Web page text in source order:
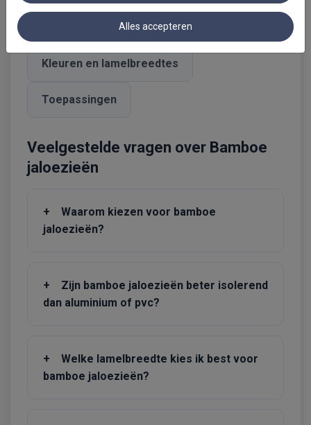
Alles accepteren
Waarom kiezen?
Kleuren en lamelbreedtes
Toepassingen
Veelgestelde vragen over Bamboe
jaloezieën
+
Waarom kiezen voor bamboe
jaloezieën?
+
Zijn bamboe jaloezieën beter isolerend
dan aluminium of pvc?
+
Welke lamelbreedte kies ik best voor
bamboe jaloezieën?